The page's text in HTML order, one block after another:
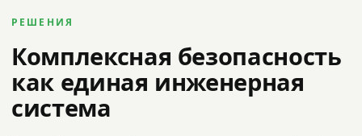
РЕШЕНИЯ
Комплексная безопасность
как единая инженерная
система